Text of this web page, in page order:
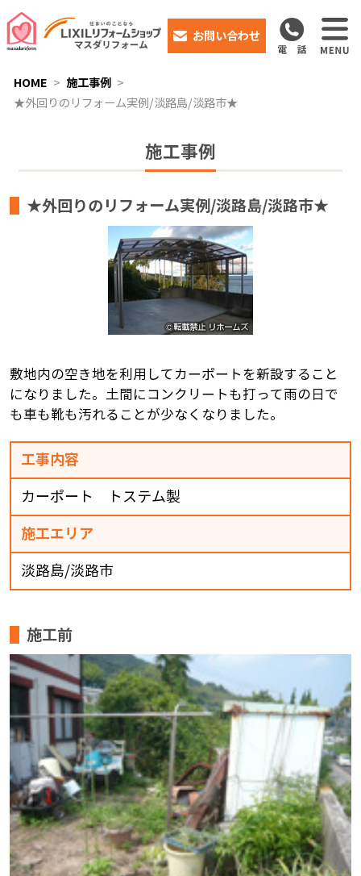
お問い合わせ
HOME
施工事例
★外回りのリフォーム実例/淡路島/淡路市★
施工事例
★外回りのリフォーム実例/淡路島/淡路市★
敷地内の空き地を利用してカーポートを新設すること
になりました。土間にコンクリートも打って雨の日で
も車も靴も汚れることが少なくなりました。
工事内容
カーポート トステム製
施工エリア
淡路島/淡路市
施工前